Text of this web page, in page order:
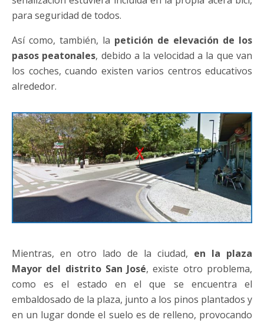
para seguridad de todos.
Así como, también, la petición de elevación de los
pasos peatonales, debido a la velocidad a la que van
los coches, cuando existen varios centros educativos
alrededor.
Mientras, en otro lado de la ciudad, en la plaza
Mayor del distrito San José, existe otro problema,
como es el estado en el que se encuentra el
embaldosado de la plaza, junto a los pinos plantados y
en un lugar donde el suelo es de relleno, provocando